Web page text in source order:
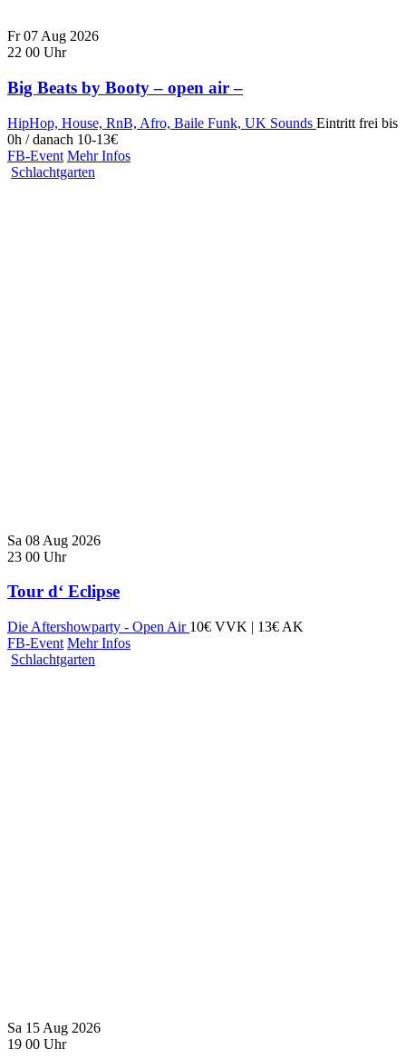
Fr 07 Aug 2026
22 00 Uhr
Big Beats by Booty – open air –
HipHop, House, RnB, Afro, Baile Funk, UK Sounds Eintritt frei bis
0h / danach 10-13€
FB-Event Mehr Infos
Schlachtgarten
Sa 08 Aug 2026
23 00 Uhr
Tour d‘ Eclipse
Die Aftershowparty - Open Air 10€ VVK | 13€ AK
FB-Event Mehr Infos
Schlachtgarten
Sa 15 Aug 2026
19 00 Uhr